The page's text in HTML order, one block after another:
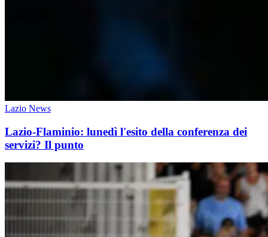
Lazio News
Lazio-Flaminio: lunedì l'esito della conferenza dei
servizi? Il punto